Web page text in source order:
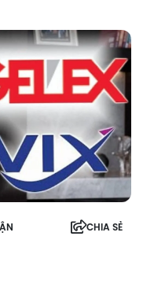
CHIA SẺ